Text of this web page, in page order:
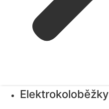
Elektrokoloběžky